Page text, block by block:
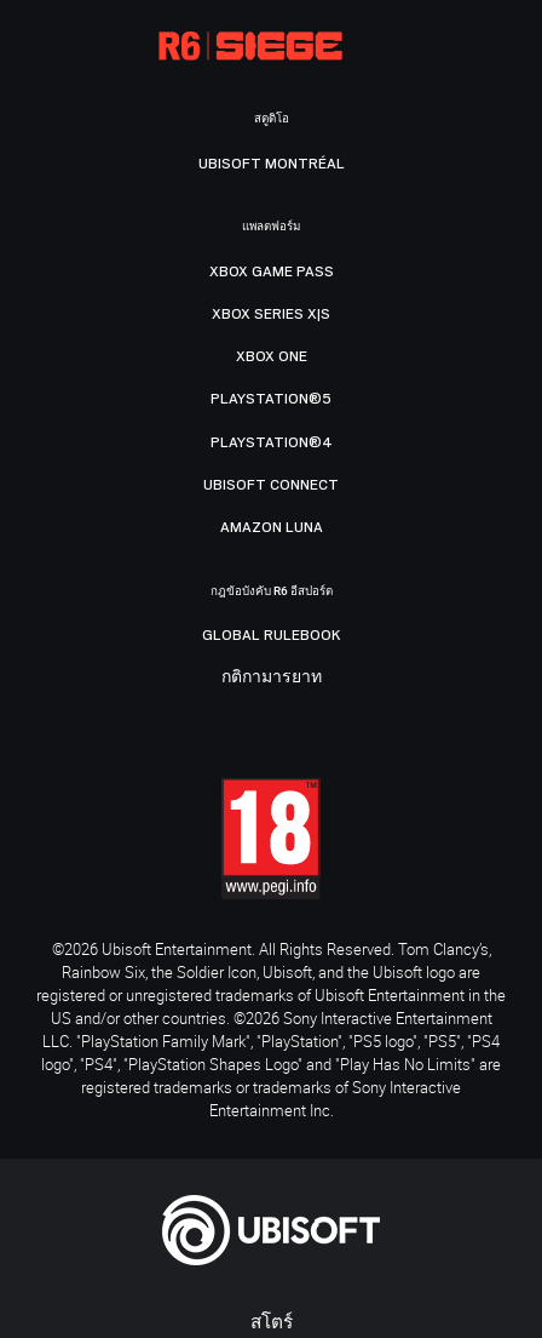
สโตร์
สตูดิโอ
UBISOFT MONTRÉAL
แพลตฟอร์ม
XBOX GAME PASS
XBOX SERIES X|S
XBOX ONE
PLAYSTATION®5
PLAYSTATION®4
UBISOFT CONNECT
AMAZON LUNA
กฎข้อบังคับ R6 อีสปอร์ต
GLOBAL RULEBOOK
กติกามารยาท
©2026 Ubisoft Entertainment. All Rights Reserved. Tom Clancy’s,
Rainbow Six, the Soldier Icon, Ubisoft, and the Ubisoft logo are
registered or unregistered trademarks of Ubisoft Entertainment in the
US and/or other countries. ©2026 Sony Interactive Entertainment
LLC. "PlayStation Family Mark", "PlayStation", "PS5 logo", "PS5", "PS4
logo", "PS4", "PlayStation Shapes Logo" and "Play Has No Limits" are
registered trademarks or trademarks of Sony Interactive
Entertainment Inc.